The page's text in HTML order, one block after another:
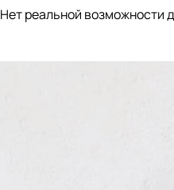
Нет реальной возможности